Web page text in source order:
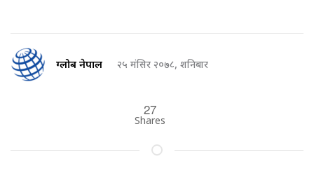
ग्लोब नेपाल २५ मंसिर २०७८, शनिबार
27
Shares